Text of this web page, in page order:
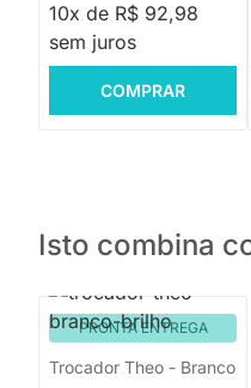
10x de R$ 92,98
sem juros
COMPRAR
Isto combina
PRONTA ENTREGA
Trocador Theo - Branco